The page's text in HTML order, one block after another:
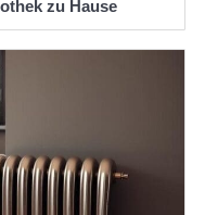
zu Hause